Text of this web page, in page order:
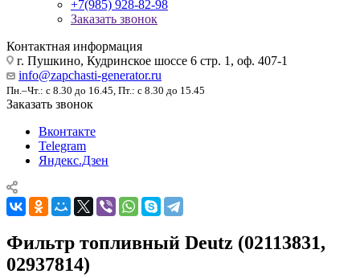
+7(985) 928-82-98
Заказать звонок
Контактная информация
г. Пушкино, Кудринское шоссе 6 стр. 1, оф. 407-1
info@zapchasti-generator.ru
Пн.–Чт.: с 8.30 до 16.45, Пт.: с 8.30 до 15.45
Заказать звонок
Вконтакте
Telegram
Яндекс.Дзен
Фильтр топливный Deutz (02113831,
02937814)